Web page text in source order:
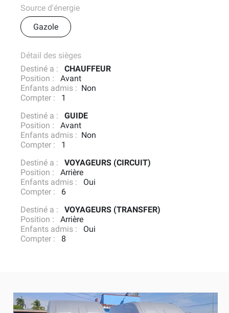
Source d'énergie
Gazole
Détail des sièges
Destiné a
CHAUFFEUR
Position
Avant
Enfants admis
Non
Compter
1
Destiné a
GUIDE
Position
Avant
Enfants admis
Non
Compter
1
Destiné a
VOYAGEURS (CIRCUIT)
Position
Arrière
Enfants admis
Oui
Compter
6
Destiné a
VOYAGEURS (TRANSFER)
Position
Arrière
Enfants admis
Oui
Compter
8